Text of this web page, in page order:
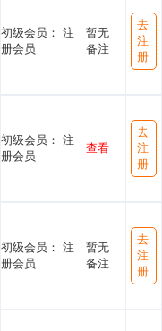
初级会员： 注
册会员
暂无
备注
去
注
册
初级会员： 注
册会员
查看
去
注
册
初级会员： 注
册会员
暂无
备注
去
注
册